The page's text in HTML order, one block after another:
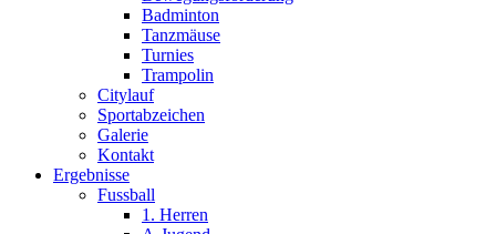
Badminton
Tanzmäuse
Turnies
Trampolin
Citylauf
Sportabzeichen
Galerie
Kontakt
Ergebnisse
Fussball
1. Herren